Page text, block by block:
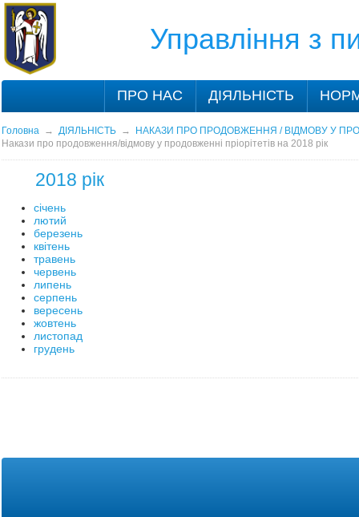
Управління з
ПРО НАС ДІЯЛЬНІСТЬ
Головна→ ДІЯЛЬНІСТЬ→
НАКАЗИ ПРО ПРОДОВЖЕННЯ / ВІДМОВУ У
Накази про продовження/відмову у продовженні пріорітетів на 2018 рік
2018 рік
січень
лютий
березень
квітень
травень
червень
липень
серпень
вересень
жовтень
листопад
грудень